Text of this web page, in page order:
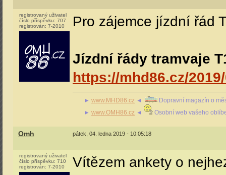
registrovaný uživatel
číslo příspěvku: 707
registrován: 7-2010 Pro zájemce jízdní řád
Jízdní řády tramvaje
https://mhd86.cz/
► www.MHD86.cz ◄
Dopravní magazín o
► www.OMH86.cz ◄ Osobní web vašeho
Omh pátek, 04. ledna 2019 - 10:05:18
registrovaný uživatel
číslo příspěvku: 710
registrován: 7-2010 Vítězem ankety o